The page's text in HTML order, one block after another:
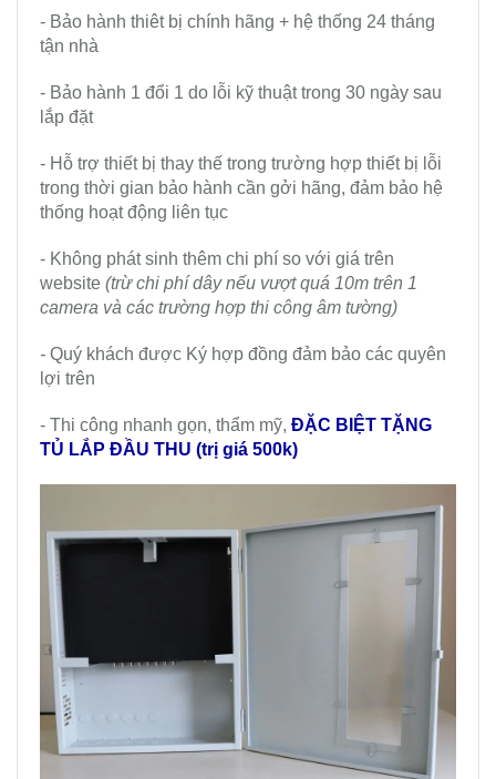
- Bảo hành thiêt bị chính hãng + hệ thống 24 tháng
tận nhà
- Bảo hành 1 đổi 1 do lỗi kỹ thuật trong 30 ngày sau
lắp đặt
- Hỗ trợ thiết bị thay thế trong trường hợp thiết bị lỗi
trong thời gian bảo hành cần gởi hãng, đảm bảo hệ
thống hoạt động liên tục
- Không phát sinh thêm chi phí so với giá trên
website (trừ chi phí dây nếu vượt quá 10m trên 1
camera và các trường hợp thi công âm tường)
- Quý khách được Ký hợp đồng đảm bảo các quyên
lợi trên
- Thi công nhanh gọn, thẩm mỹ, ĐẶC BIỆT TẶNG
TỦ LẮP ĐẦU THU (trị giá 500k)